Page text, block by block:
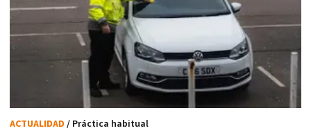
ACTUALIDAD / Práctica habitual